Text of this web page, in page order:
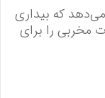
که بیداری
مخربی را برای